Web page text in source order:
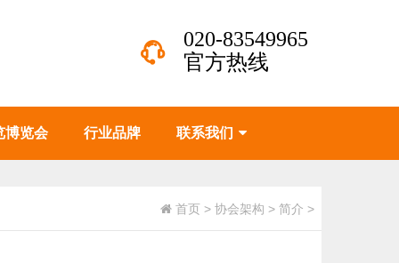
020-83549965
官方热线
博览会 行业品牌 联系我们
首页 > 协会架构 > 简介 >